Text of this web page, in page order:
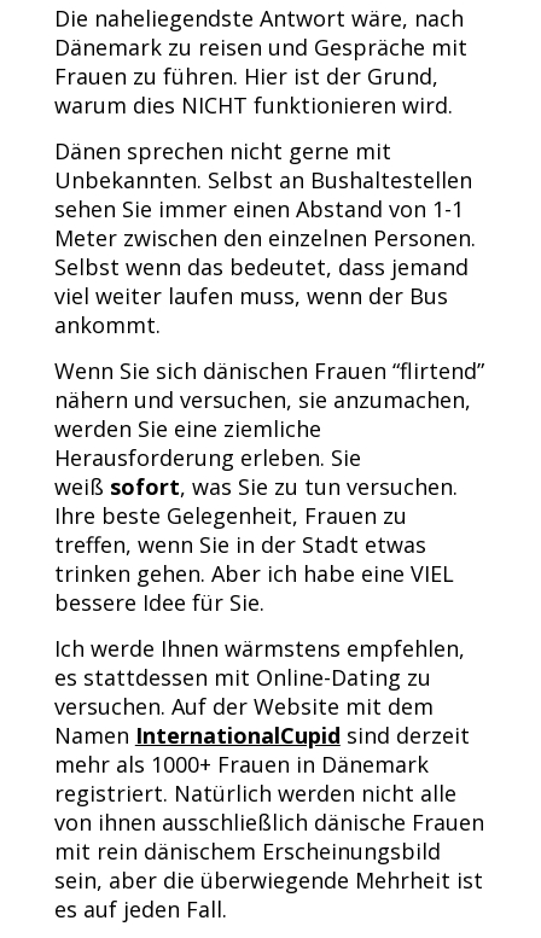
Die naheliegendste Antwort wäre, nach
Dänemark zu reisen und Gespräche mit
Frauen zu führen. Hier ist der Grund,
warum dies NICHT funktionieren wird.
Dänen sprechen nicht gerne mit
Unbekannten. Selbst an Bushaltestellen
sehen Sie immer einen Abstand von 1-1
Meter zwischen den einzelnen Personen.
Selbst wenn das bedeutet, dass jemand
viel weiter laufen muss, wenn der Bus
ankommt.
Wenn Sie sich dänischen Frauen “flirtend”
nähern und versuchen, sie anzumachen,
werden Sie eine ziemliche
Herausforderung erleben. Sie
weiß sofort, was Sie zu tun versuchen.
Ihre beste Gelegenheit, Frauen zu
treffen, wenn Sie in der Stadt etwas
trinken gehen. Aber ich habe eine VIEL
bessere Idee für Sie.
Ich werde Ihnen wärmstens empfehlen,
es stattdessen mit Online-Dating zu
versuchen. Auf der Website mit dem
Namen InternationalCupid sind derzeit
mehr als 1000+ Frauen in Dänemark
registriert. Natürlich werden nicht alle
von ihnen ausschließlich dänische Frauen
mit rein dänischem Erscheinungsbild
sein, aber die überwiegende Mehrheit ist
es auf jeden Fall.